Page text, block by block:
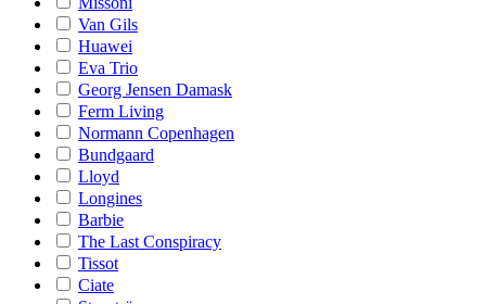
Van Gils
Huawei
Eva Trio
Georg Jensen Damask
Ferm Living
Normann Copenhagen
Bundgaard
Lloyd
Longines
Barbie
The Last Conspiracy
Tissot
Ciate